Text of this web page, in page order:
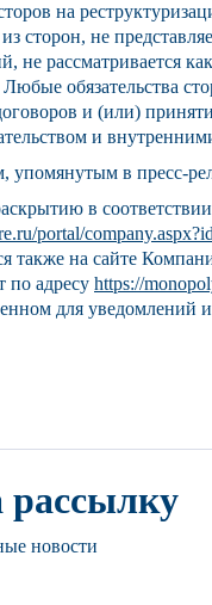
на
сторон, не
не рассматривается
обязательства
и (или)
и
упомянутым в пресс-
в
portal/
также на сайте
по адресу https://
для уведомлений
новости